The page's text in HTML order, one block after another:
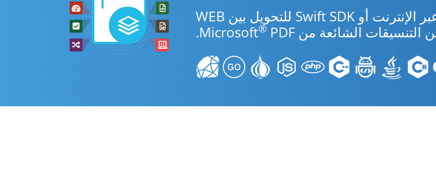
استخدم التطبيق المجاني عبر الإنترنت أو Swift SDK للتحويل بين WEB
® PDF.